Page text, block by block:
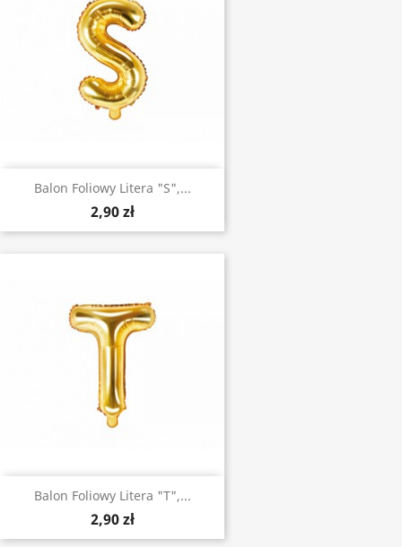
Balon Foliowy Litera "S",...
2,90 zł
Balon Foliowy Litera "T",...
2,90 zł